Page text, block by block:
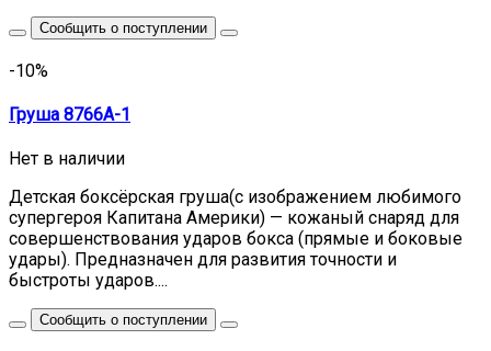
Сообщить о поступлении
-10%
Груша 8766А-1
Нет в наличии
Детская боксёрская груша(с изображением любимого
супергероя Капитана Америки) — кожаный снаряд для
совершенствования ударов бокса (прямые и боковые
удары). Предназначен для развития точности и
быстроты ударов....
Сообщить о поступлении